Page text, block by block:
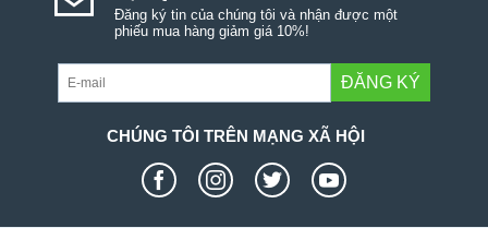
Đăng ký tin của chúng tôi và nhận được một
phiếu mua hàng giảm giá 10%!
ĐĂNG KÝ
CHÚNG TÔI TRÊN MẠNG XÃ HỘI